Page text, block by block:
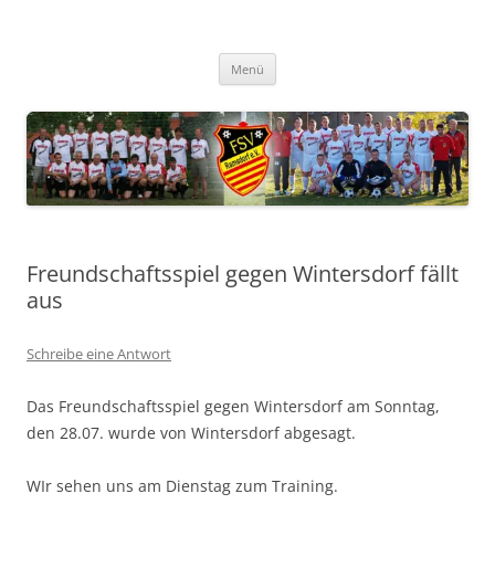
Menü
Freundschaftsspiel gegen Wintersdorf fällt
aus
Schreibe eine Antwort
Das Freundschaftsspiel gegen Wintersdorf am Sonntag,
den 28.07. wurde von Wintersdorf abgesagt.
WIr sehen uns am Dienstag zum Training.